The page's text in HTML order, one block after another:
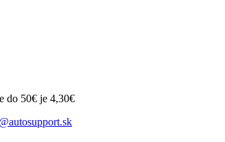
do 50€ je 4,30€